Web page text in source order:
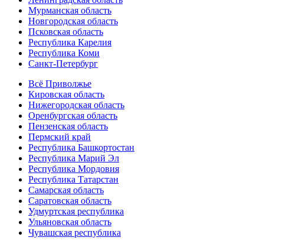
Мурманская область
Новгородская область
Псковская область
Республика Карелия
Республика Коми
Санкт-Петербург
Всё Приволжье
Кировская область
Нижегородская область
Оренбургская область
Пензенская область
Пермский край
Республика Башкортостан
Республика Марий Эл
Республика Мордовия
Республика Татарстан
Самарская область
Саратовская область
Удмуртская республика
Ульяновская область
Чувашская республика